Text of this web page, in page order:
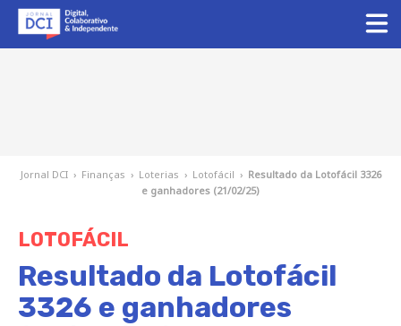
Jornal DCI › Finanças › Loterias › Lotofácil › Resultado da Lotofácil 3326
e ganhadores (21/02/25)
LOTOFÁCIL
Resultado da Lotofácil
3326 e ganhadores